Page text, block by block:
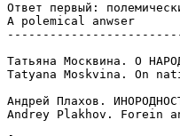
Ответ первый:
A polemical anwser
Татьяна Москвина. О
Tatyana Moskvina. On
Андрей Плахов.
Andrey Plakhov. Forein